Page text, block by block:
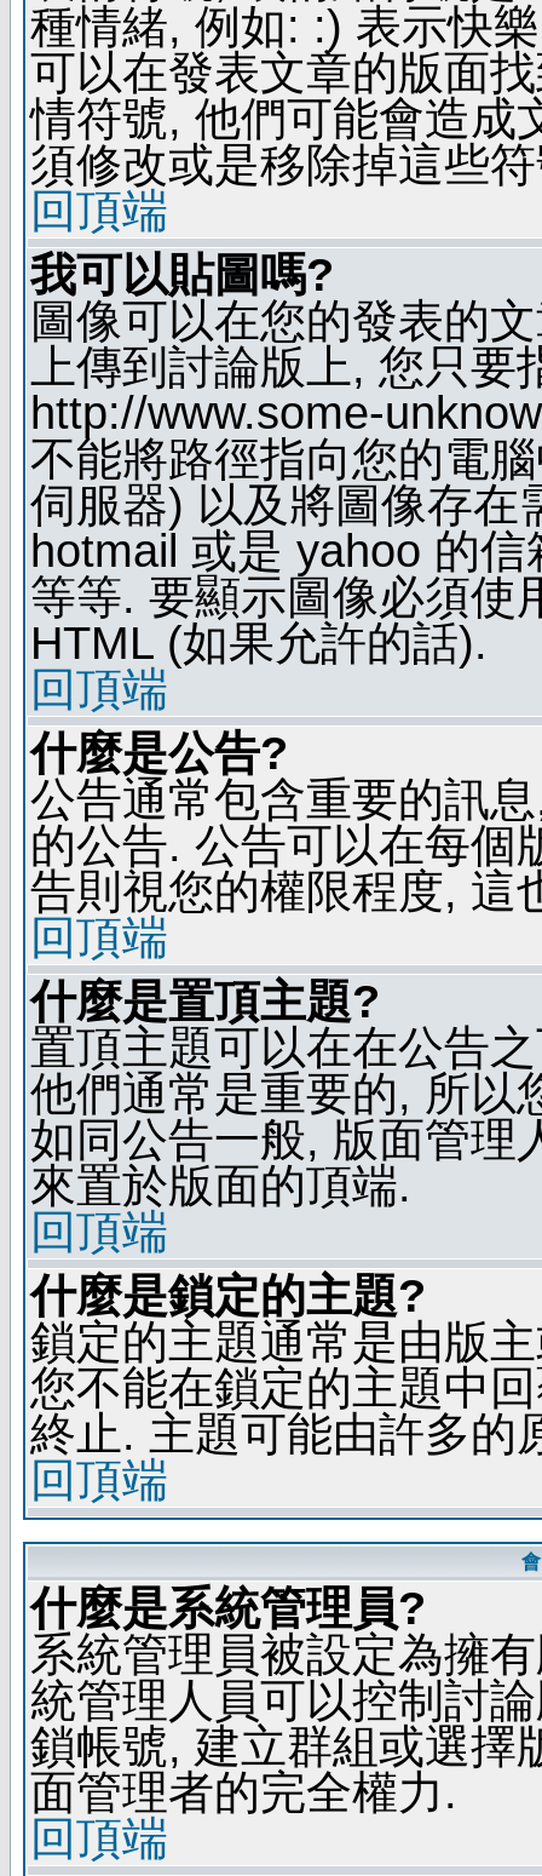
種情緒, 例如: :) 表示快
可以在發表文章的版面
情符號, 他們可能會造成
須修改或是移除掉這些
回頂端
我可以貼圖嗎?
圖像可以在您的發表的
上傳到討論版上, 您只
http://www.some-
不能將路徑指向您的電
伺服器) 以及將圖像存在
hotmail 或是 yahoo 的
等等. 要顯示圖像必須使
HTML (如果允許的話).
回頂端
什麼是公告?
公告通常包含重要的訊
的公告. 公告可以在每個
告則視您的權限程度, 這
回頂端
什麼是置頂主題?
置頂主題可以在在公告
他們通常是重要的, 所以
如同公告一般, 版面管理
來置於版面的頂端.
回頂端
什麼是鎖定的主題?
鎖定的主題通常是由版
您不能在鎖定的主題中
終止. 主題可能由許多的
回頂端
什麼是系統管理員?
系統管理員被設定為擁
統管理人員可以控制討
鎖帳號, 建立群組或選擇
面管理者的完全權力.
回頂端